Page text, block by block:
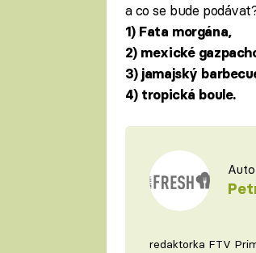
a co se bude
1) Fata morgána,
2) mexické
3) jamajský
4) tropická boule.
redaktorka FTV